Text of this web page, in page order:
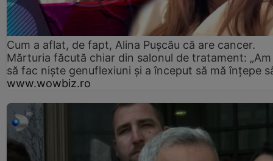
Cum a aflat, de fapt, Alina Pușcău că are cancer.
Mărturia făcută chiar din salonul de tratament:
să fac niște genuflexiuni și a început să mă înțepe
www.wowbiz.ro